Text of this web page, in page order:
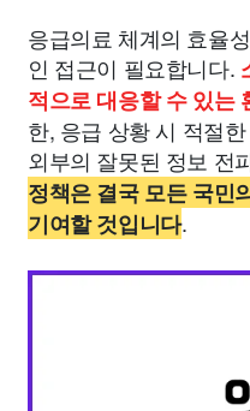
응급의료 체계의 효율
인 접근이 필요합니다.
적으로 대응할 수 있는
한, 응급 상황 시 적절
외부의 잘못된 정보 전
정책은 결국 모든 국민
기여할 것입니다.